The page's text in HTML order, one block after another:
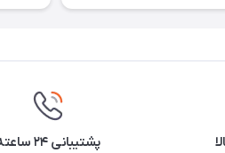
پشتیبانی ۲۴ ساعته